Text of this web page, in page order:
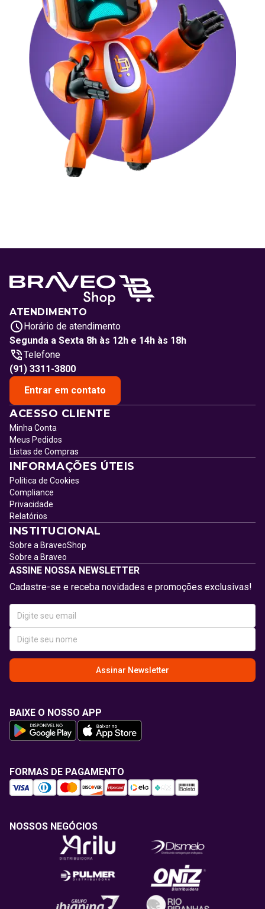
ATENDIMENTO
Horário de atendimento
Segunda a Sexta 8h às 12h e 14h às 18h
Telefone
(91) 3311-3800
Entrar em contato
ACESSO CLIENTE
Minha Conta
Meus Pedidos
Listas de Compras
INFORMAÇÕES ÚTEIS
Política de Cookies
Compliance
Privacidade
Relatórios
INSTITUCIONAL
Sobre a BraveoShop
Sobre a Braveo
ASSINE NOSSA NEWSLETTER
Cadastre-se e receba novidades e promoções exclusivas!
Assinar Newsletter
BAIXE O NOSSO APP
FORMAS DE PAGAMENTO
NOSSOS NEGÓCIOS